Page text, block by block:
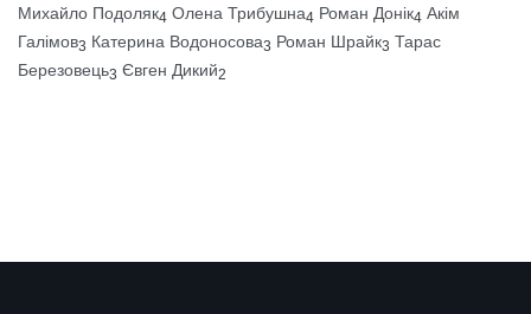
Михайло Подоляк4 Олена Трибушна4 Роман Донік4 Акім
Галімов3 Катерина Водоносова3 Роман Шрайк3 Тарас
Березовець3 Євген Дикий2